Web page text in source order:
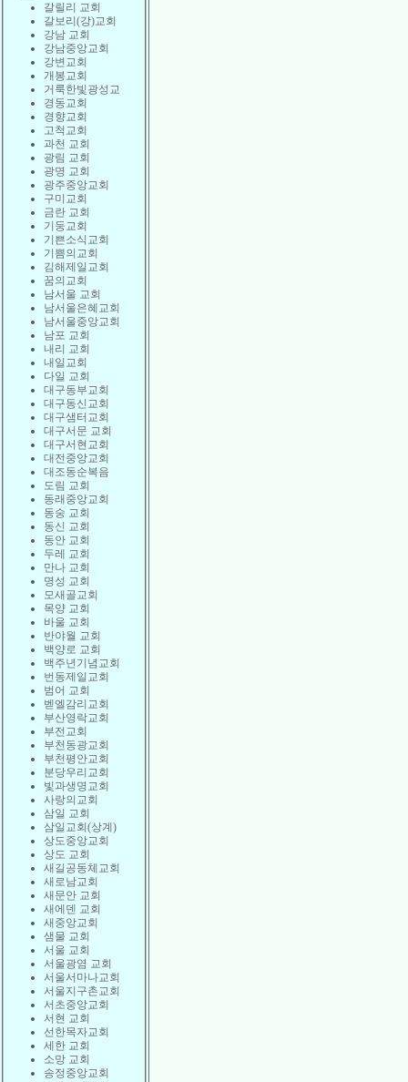
갈릴리 교회
갈보리(강)교회
강남 교회
강남중앙교회
강변교회
개봉교회
거룩한빛광성교
경동교회
경향교회
고척교회
과천 교회
광림 교회
광명 교회
광주중앙교회
구미교회
금란 교회
기둥교회
기쁜소식교회
기쁨의교회
김해제일교회
꿈의교회
남서울 교회
남서울은혜교회
남서울중앙교회
남포 교회
내리 교회
내일교회
다일 교회
대구동부교회
대구동신교회
대구샘터교회
대구서문 교회
대구서현교회
대전중앙교회
대조동순복음
도림 교회
동래중앙교회
동숭 교회
동신 교회
동안 교회
두레 교회
만나 교회
명성 교회
모새골교회
목양 교회
바울 교회
반야월 교회
백양로 교회
백주년기념교회
번동제일교회
범어 교회
벧엘감리교회
부산영락교회
부전교회
부천동광교회
부천평안교회
분당우리교회
빛과생명교회
사랑의교회
삼일 교회
삼일교회(상계)
상도중앙교회
상도 교회
새길공동체교회
새로남교회
새문안 교회
새에덴 교회
새중앙교회
샘물 교회
서울 교회
서울광염 교회
서울서마나교회
서울지구촌교회
서초중앙교회
서현 교회
선한목자교회
세한 교회
소망 교회
송정중앙교회